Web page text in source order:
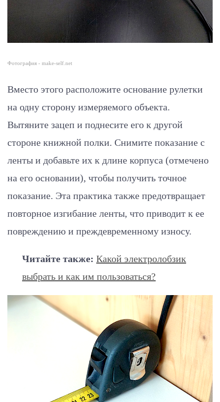
Фотография - make-self.net
Вместо этого расположите основание рулетки
на одну сторону измеряемого объекта.
Вытяните зацеп и поднесите его к другой
стороне книжной полки. Снимите показание с
ленты и добавьте их к длине корпуса (отмечено
на его основании), чтобы получить точное
показание. Эта практика также предотвращает
повторное изгибание ленты, что приводит к ее
повреждению и преждевременному износу.
Читайте также: Какой электролобзик
выбрать и как им пользоваться?